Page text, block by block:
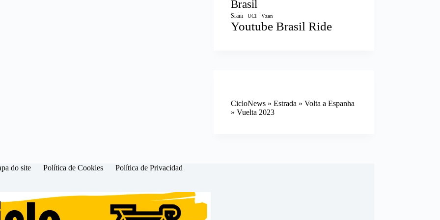
Brasil
Sram UCI Vzan
Youtube Brasil Ride
CicloNews »Estrada »Volta a Espanha
»Vuelta 2023
do site Política de Cookies Política de Privacidad